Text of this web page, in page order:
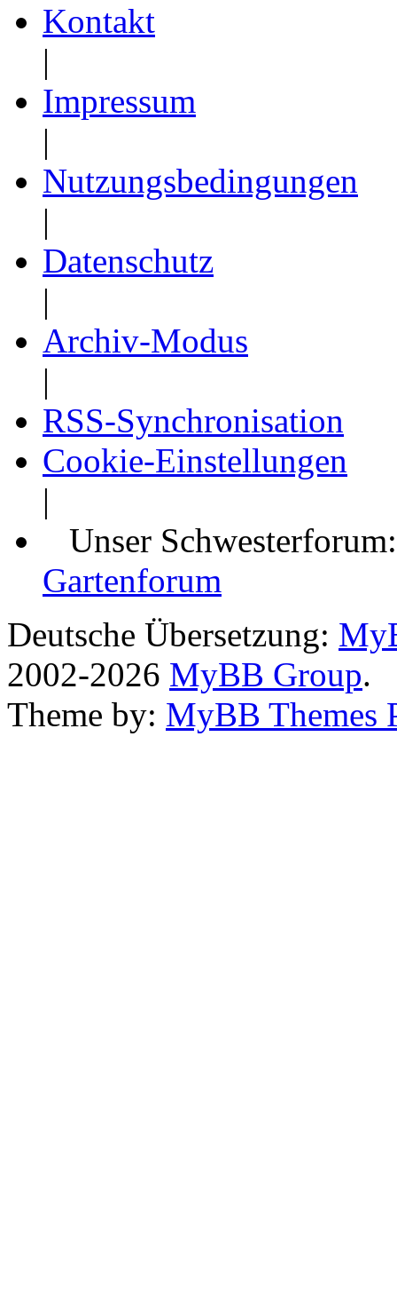
Kontakt
|
Impressum
|
Nutzungsbedingungen
|
Datenschutz
|
Archiv-Modus
|
RSS-Synchronisation
Cookie-Einstellungen
|
Unser
Gartenforum
Deutsche Übersetzung:
2002-2026 MyBB Group.
Theme by: MyBB Themes